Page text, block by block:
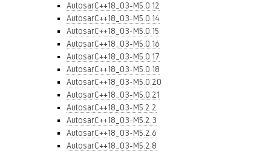
AutosarC++18_03-M5.0.12
AutosarC++18_03-M5.0.14
AutosarC++18_03-M5.0.15
AutosarC++18_03-M5.0.16
AutosarC++18_03-M5.0.17
AutosarC++18_03-M5.0.18
AutosarC++18_03-M5.0.20
AutosarC++18_03-M5.0.21
AutosarC++18_03-M5.2.2
AutosarC++18_03-M5.2.3
AutosarC++18_03-M5.2.6
AutosarC++18_03-M5.2.8